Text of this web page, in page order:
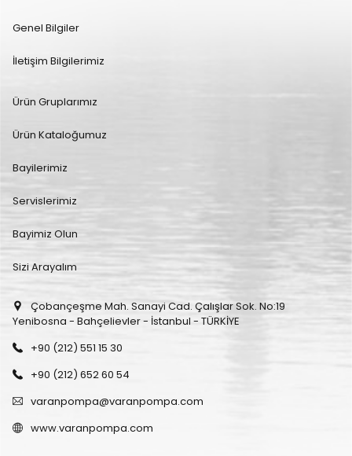
Genel Bilgiler
İletişim Bilgilerimiz
Ürün Gruplarımız
Ürün Kataloğumuz
Bayilerimiz
Servislerimiz
Bayimiz Olun
Sizi Arayalım
Çobançeşme Mah. Sanayi Cad. Çalışlar Sok. No:19
Yenibosna - Bahçelievler - İstanbul - TÜRKİYE
+90 (212) 551 15 30
+90 (212) 652 60 54
varanpompa@varanpompa.com
www.varanpompa.com